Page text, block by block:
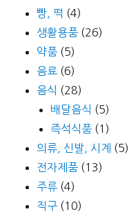
빵, 떡 (4)
생활용품 (26)
약품 (5)
음료 (6)
음식 (28)
배달음식 (5)
즉석식품 (1)
의류, 신발, 시계 (5)
전자제품 (13)
주류 (4)
직구 (10)